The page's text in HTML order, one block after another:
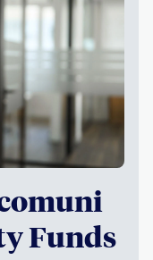
Funds